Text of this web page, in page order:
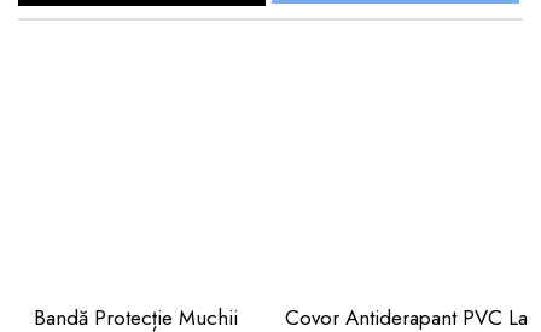
Bandă Protecție Muchii
Covor Antiderapant PVC La